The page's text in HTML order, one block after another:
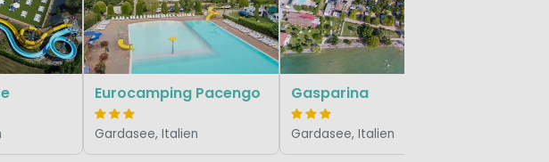
Eurocamping Pacengo
Gardasee, Italien
Gasparina
Gardasee, Italien